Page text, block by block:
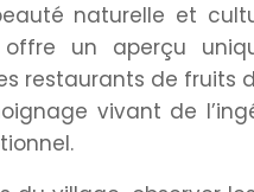
naturelle et
offre un aperçu
restaurants de fruits
vivant de